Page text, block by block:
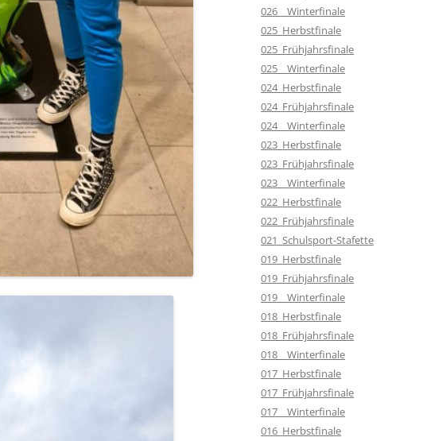
026__Winterfinale
025_Herbstfinale
025_Frühjahrsfinale
025__Winterfinale
024_Herbstfinale
024_Frühjahrsfinale
024__Winterfinale
023_Herbstfinale
023_Frühjahrsfinale
023__Winterfinale
022_Herbstfinale
022_Frühjahrsfinale
021_Schulsport-Stafette
019_Herbstfinale
019_Frühjahrsfinale
019__Winterfinale
018_Herbstfinale
018_Frühjahrsfinale
018__Winterfinale
017_Herbstfinale
017_Frühjahrsfinale
017__Winterfinale
016_Herbstfinale